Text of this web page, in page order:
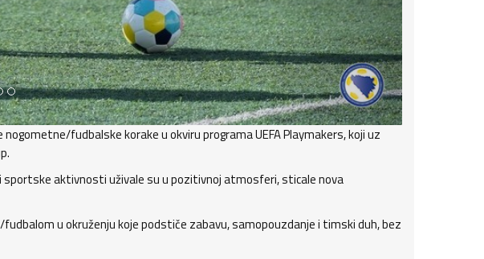
fudbalske korake u okviru programa UEFA Playmakers, koji uz
aktivnosti uživale su u pozitivnoj atmosferi, sticale nova
u okruženju koje podstiče zabavu, samopouzdanje i timski duh, bez